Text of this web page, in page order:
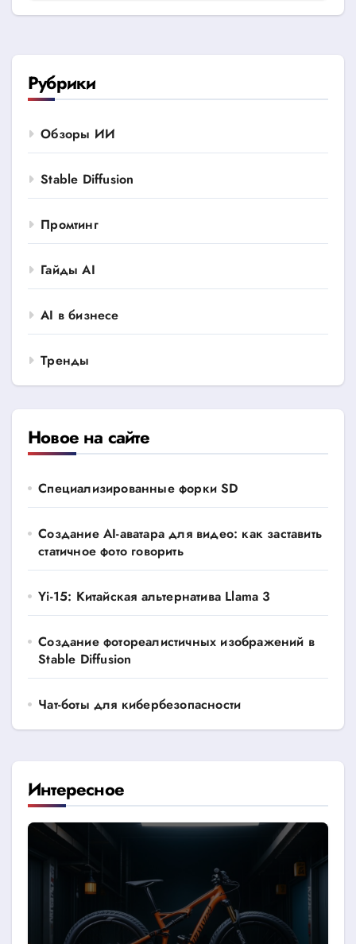
Рубрики
Обзоры ИИ
Stable Diffusion
Промтинг
Гайды AI
AI в бизнесе
Тренды
Новое на сайте
Специализированные форки SD
Создание AI-аватара для видео: как заставить
статичное фото говорить
Yi-15: Китайская альтернатива Llama 3
Создание фотореалистичных изображений в
Stable Diffusion
Чат-боты для кибербезопасности
Интересное